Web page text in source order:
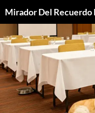
Mirador Del Recuerdo